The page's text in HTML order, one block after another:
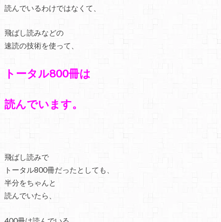
読んでいるわけではなくて、
飛ばし読みなどの
速読の技術を使って、
トータル800冊は
読んでいます。
飛ばし読みで
トータル800冊だったとしても、
半分をちゃんと
読んでいたら、